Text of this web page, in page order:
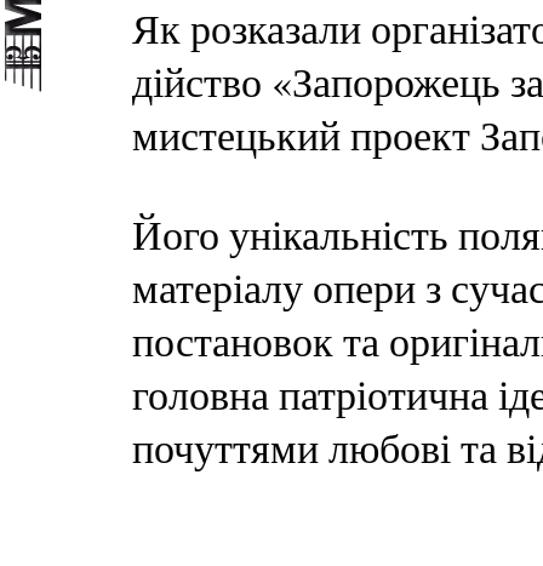
Як розказали
дійство «Запорожець
мистецький проект
Його унікальність
матеріалу опери з
постановок та
головна патріотична
почуттями любові та